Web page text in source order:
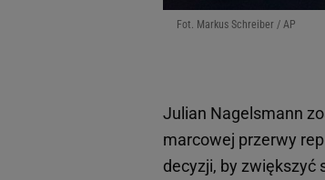
Fot. Markus Schreiber / AP
Julian Nagelsmann
marcowej przerwy
decyzji, by zwiększyć